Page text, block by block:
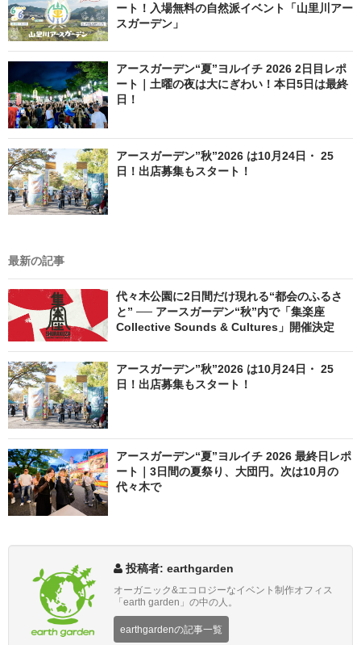
ート！入場無料の自然派イベント「山里川アー
スガーデン」
アースガーデン“夏”ヨルイチ 2026 2日目レポ
ート｜土曜の夜は大にぎわい！本日5日は最終
日！
アースガーデン”秋”2026 は10月24日・ 25
日！出店募集もスタート！
最新の記事
代々木公園に2日間だけ現れる“都会のふるさ
と” ── アースガーデン“秋”内で「集楽座
Collective Sounds & Cultures」開催決定
アースガーデン”秋”2026 は10月24日・ 25
日！出店募集もスタート！
アースガーデン“夏”ヨルイチ 2026 最終日レポ
ート｜3日間の夏祭り、大団円。次は10月の
代々木で
投稿者: earthgarden
オーガニック&エコロジーなイベント制作オフィス
「earth garden」の中の人。
earthgardenの記事一覧